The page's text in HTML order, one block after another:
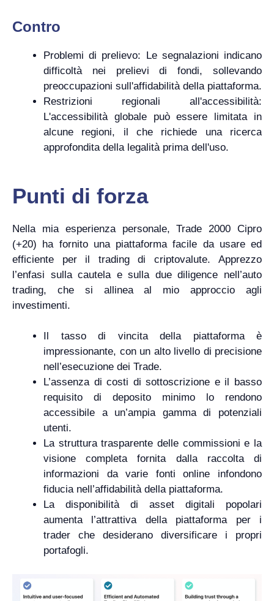
Contro
Problemi di prelievo: Le segnalazioni indicano
difficoltà nei prelievi di fondi, sollevando
preoccupazioni sull'affidabilità della piattaforma.
Restrizioni regionali all'accessibilità:
L'accessibilità globale può essere limitata in
alcune regioni, il che richiede una ricerca
approfondita della legalità prima dell'uso.
Punti di forza
Nella mia esperienza personale, Trade 2000 Cipro
(+20) ha fornito una piattaforma facile da usare ed
efficiente per il trading di criptovalute. Apprezzo
l’enfasi sulla cautela e sulla due diligence nell’auto
trading, che si allinea al mio approccio agli
investimenti.
Il tasso di vincita della piattaforma è
impressionante, con un alto livello di precisione
nell’esecuzione dei Trade.
L’assenza di costi di sottoscrizione e il basso
requisito di deposito minimo lo rendono
accessibile a un’ampia gamma di potenziali
utenti.
La struttura trasparente delle commissioni e la
visione completa fornita dalla raccolta di
informazioni da varie fonti online infondono
fiducia nell’affidabilità della piattaforma.
La disponibilità di asset digitali popolari
aumenta l’attrattiva della piattaforma per i
trader che desiderano diversificare i propri
portafogli.